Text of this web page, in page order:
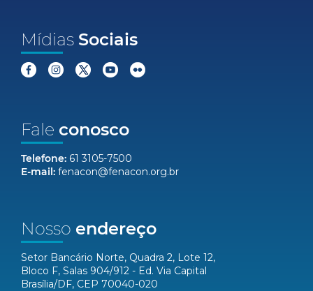
Mídias Sociais
Fale conosco
Telefone: 61 3105-7500
E-mail: fenacon@fenacon.org.br
Nosso endereço
Setor Bancário Norte, Quadra 2, Lote 12,
Bloco F, Salas 904/912 - Ed. Via Capital
Brasília/DF, CEP 70040-020